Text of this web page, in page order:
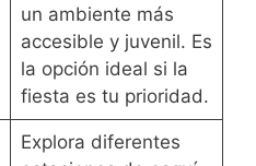
un ambiente más
accesible y juvenil. Es
la opción ideal si la
fiesta es tu prioridad.
Explora diferentes